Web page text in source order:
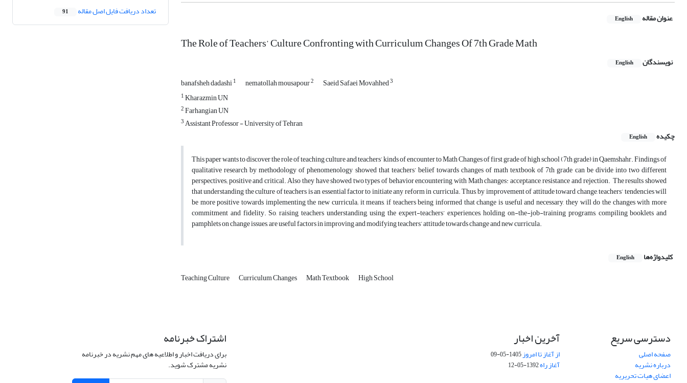
عنوان مقاله English
The Role of Teachers’ Culture Confronting with Curriculum Changes Of 7th Grade Math
نویسندگان English
banafsheh dadashi1 nematollah mousapour2 Saeid Safaei Movahhed3
1Kharazmin UN
2Farhangian UN
3Assistant Professor - University of Tehran
چکیده
English
This paper wants to discover the role of teaching culture and teachers’ kinds of encounter to Math Changes of first grade of high school (7th grade) in Qaemshahr. Findings of
qualitative research by methodology of phenomenology showed that teachers’ belief towards changes of math textbook of 7th grade can be divide into two different
perspectives; positive and critical. Also they have showed two types of behavior encountering with Math changes: acceptance, resistance and rejection. The results showed
that understanding the culture of teachers is an essential factor to initiate any reform in curricula. Thus, by improvement of attitude toward change, teachers’ tendencies will
be more positive towards implementing the new curricula; it means, if teachers being informed that change is useful and necessary, they will do the changes with more
commitment and fidelity. So, raising teachers understanding, using the expert-teachers’ experiences, holding on-the-job-training programs, compiling booklets and
pamphlets on change issues, are useful factors in improving and modifying teachers’ attitude towards change and new curricula.
کلیدواژه‌ها English
Teaching Culture Curriculum Changes Math Textbook High School
تعداد دریافت فایل اصل مقاله 91
دسترسی سریع
صفحه اصلی
درباره نشریه
اعضای هیات تحریریه
آخرین اخبار
از آغاز تا امروز1405-05-09
آغاز راه1392-05-12
اشتراک خبرنامه
برای دریافت اخبار و اطلاعیه های مهم نشریه در خبرنامه
نشریه مشترک شوید.